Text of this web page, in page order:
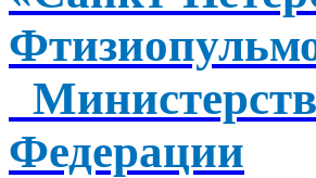
Федерации